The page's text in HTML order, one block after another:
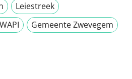
Leiestreek
Gemeente Zwevegem